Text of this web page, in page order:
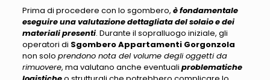
Prima di procedere con lo sgombero, è fondamentale
eseguire una valutazione dettagliata del solaio e dei
materiali presenti. Durante il sopralluogo iniziale, gli
operatori di Sgombero Appartamenti Gorgonzola
non solo prendono nota del volume degli oggetti da
rimuovere, ma valutano anche eventuali problematiche